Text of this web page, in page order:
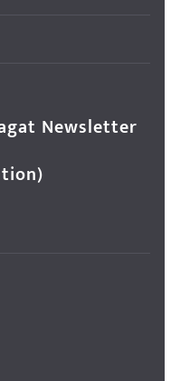
Newsletter